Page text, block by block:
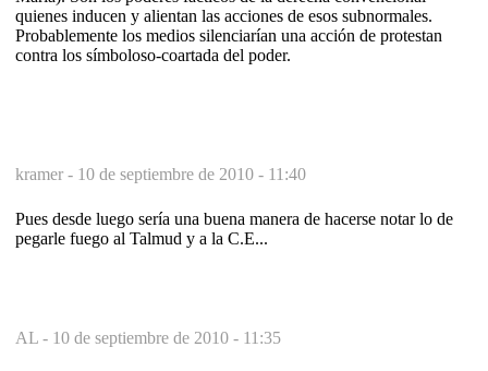
quienes inducen y alientan las acciones de esos subnormales.
Probablemente los medios silenciarían una acción de protestan
contra los símboloso-coartada del poder.
kramer - 10 de septiembre de 2010 - 11:40
Pues desde luego sería una buena manera de hacerse notar lo de
pegarle fuego al Talmud y a la C.E...
AL - 10 de septiembre de 2010 - 11:35